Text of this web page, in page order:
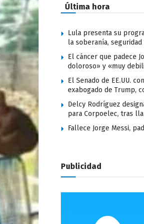
Última hora
Lula presenta su
la soberanía, seguridad
El cáncer que padece
doloroso» y «muy
El Senado de EE.UU.
exabogado de Trump,
Delcy Rodríguez
para Corpoelec, tras
Fallece Jorge Messi,
Publicidad